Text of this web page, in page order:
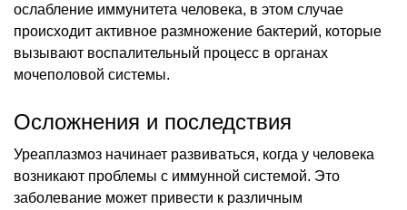
ослабление иммунитета человека, в этом случае
происходит активное размножение бактерий, которые
вызывают воспалительный процесс в органах
мочеполовой системы.
Осложнения и последствия
Уреаплазмоз начинает развиваться, когда у человека
возникают проблемы с иммунной системой. Это
заболевание может привести к различным